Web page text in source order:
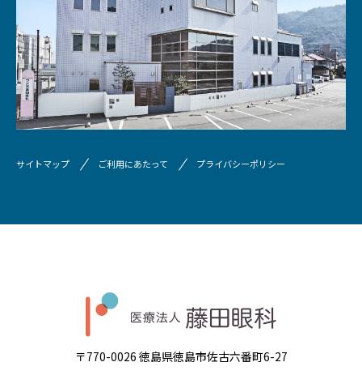
サイトマップ ご利用にあたって プライバシーポリシー
〒770-0026 徳島県徳島市佐古六番町6-27